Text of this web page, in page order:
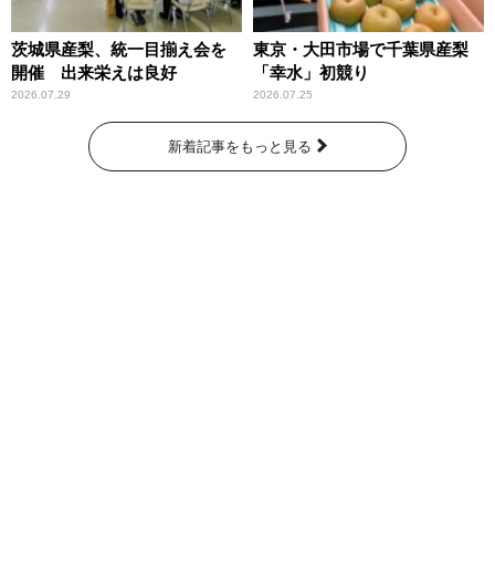
茨城県産梨、統一目揃え会を
開催 出来栄えは良好
2026.07.29
東京・大田市場で千葉県産梨
「幸水」初競り
2026.07.25
新着記事をもっと見る